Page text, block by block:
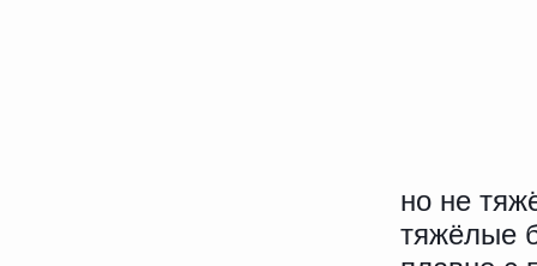
но не
тяжёлые